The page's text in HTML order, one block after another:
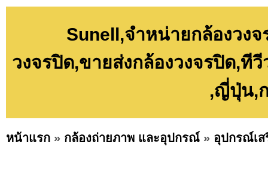
Sunell,จำหน่ายกล้องวง
วงจรปิด,ขายส่งกล้องวงจรปิด,ที
,ญี่ปุ่น,
หน้าแรก » กล้องถ่ายภาพ และอุปกรณ์ » อุปกรณ์เส